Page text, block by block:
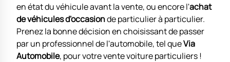
en état du véhicule avant la vente, ou encore l'achat
de véhicules d'occasionde particulier à particulier.
Prenez la bonne décision en choisissant de passer
par un professionnel de l'automobile, tel queVia
Automobile, pour votre vente voiture particuliers !